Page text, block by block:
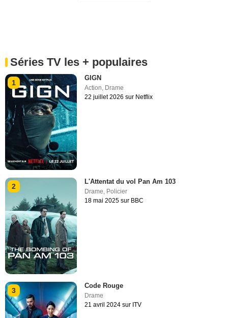
Séries TV les + populaires
1
GIGN
Action, Drame
22 juillet 2026 sur Netflix
2
L'Attentat du vol Pan Am 103
Drame, Policier
18 mai 2025 sur BBC
3
Code Rouge
Drame
21 avril 2024 sur ITV